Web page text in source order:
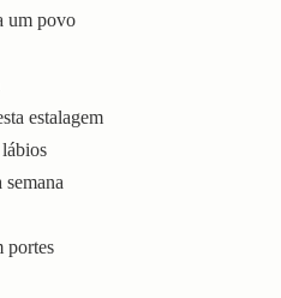
um povo
estalagem
semana
ao tecido germe ossificadas chaves sem portes